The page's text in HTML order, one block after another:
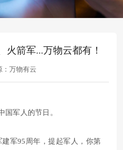
火箭军...万物云都有！
：万物有云
国军人的节日。
军95周年，提起军人，你第